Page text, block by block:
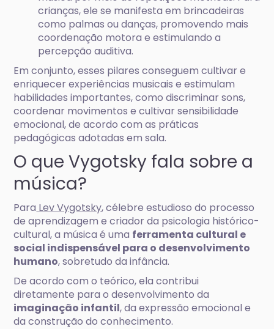
crianças, ele se manifesta em brincadeiras
como palmas ou danças, promovendo mais
coordenação motora e estimulando a
percepção auditiva.
Em conjunto, esses pilares conseguem cultivar e
enriquecer experiências musicais e estimulam
habilidades importantes, como discriminar sons,
coordenar movimentos e cultivar sensibilidade
emocional, de acordo com as práticas
pedagógicas adotadas em sala.
O que Vygotsky fala sobre a
música?
Para Lev Vygotsky, célebre estudioso do processo
de aprendizagem e criador da psicologia histórico-
cultural, a música é uma ferramenta cultural e
social indispensável para o desenvolvimento
humano, sobretudo da infância.
De acordo com o teórico, ela contribui
diretamente para o desenvolvimento da
imaginação infantil, da expressão emocional e
da construção do conhecimento.